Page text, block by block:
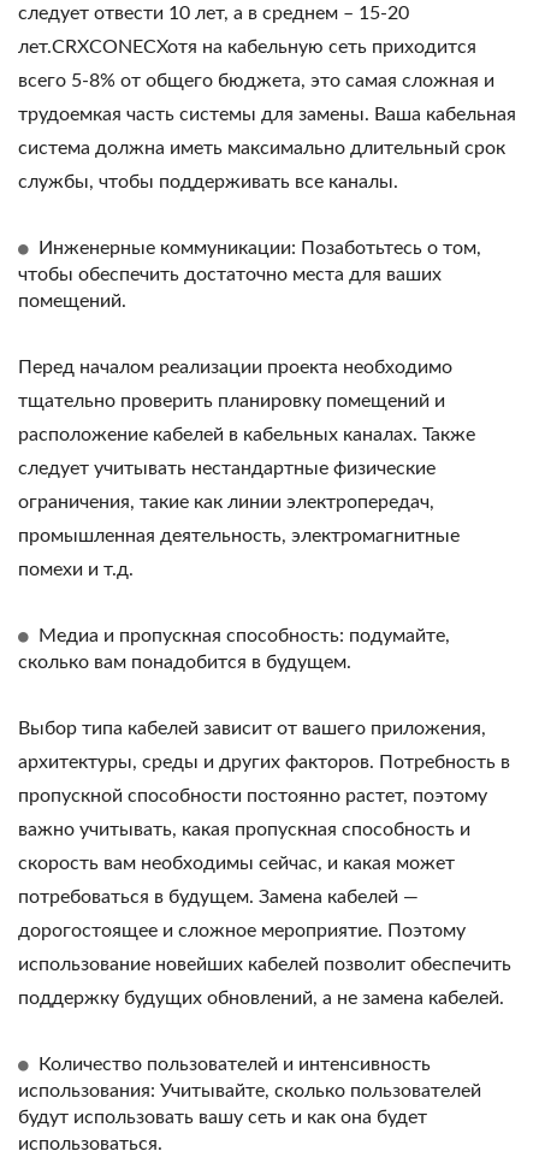
следует отвести 10 лет, а в среднем – 15-20
лет.CRXCONECХотя на кабельную сеть приходится
всего 5-8% от общего бюджета, это самая сложная и
трудоемкая часть системы для замены. Ваша кабельная
система должна иметь максимально длительный срок
службы, чтобы поддерживать все каналы.
Инженерные коммуникации: Позаботьтесь о том,
чтобы обеспечить достаточно места для ваших
помещений.
Перед началом реализации проекта необходимо
тщательно проверить планировку помещений и
расположение кабелей в кабельных каналах. Также
следует учитывать нестандартные физические
ограничения, такие как линии электропередач,
промышленная деятельность, электромагнитные
помехи и т.д.
Медиа и пропускная способность: подумайте,
сколько вам понадобится в будущем.
Выбор типа кабелей зависит от вашего приложения,
архитектуры, среды и других факторов. Потребность в
пропускной способности постоянно растет, поэтому
важно учитывать, какая пропускная способность и
скорость вам необходимы сейчас, и какая может
потребоваться в будущем. Замена кабелей —
дорогостоящее и сложное мероприятие. Поэтому
использование новейших кабелей позволит обеспечить
поддержку будущих обновлений, а не замена кабелей.
Количество пользователей и интенсивность
использования: Учитывайте, сколько пользователей
будут использовать вашу сеть и как она будет
использоваться.